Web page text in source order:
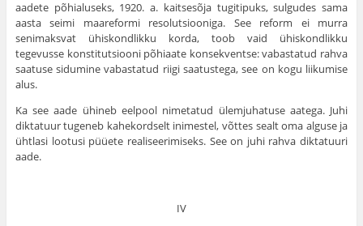
aadete põhialuseks, 1920. a. kaitsesõja tugitipuks, sulgudes sama
aasta seimi maareformi resolutsiooniga. See reform ei murra
senimaksvat ühiskond­likku korda, toob vaid ühiskondlikku
tegevusse konsti­tutsiooni põhiaate konsekventse: vabastatud rahva
saa­tuse sidumine vabastatud riigi saatustega, see on kogu liikumise
alus.
Ka see aade ühineb eelpool nimetatud ülemjuhatuse aatega. Juhi
diktatuur tugeneb kahekordselt inimestel, võttes sealt oma alguse ja
ühtlasi lootusi püüete reali­seerimiseks. See on juhi rahva diktatuuri
aade.
IV